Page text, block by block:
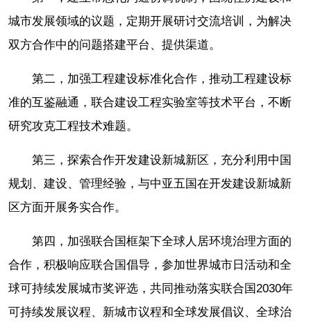
城市发展领域的议题，定期开展研讨交流培训，为解决
双方合作中的问题搭建平台、提供渠道。
第二，加强工程建设标准化合作，推动工程建设标
准的互鉴融通，联合建设工程实验室等技术平台，不断
研究攻克工程技术难题。
第三，探索合作开发建设新城新区，充分利用中国
规划、建设、管理经验，与中亚五国在开发建设新城新
区方面开展务实合作。
第四，加强联合国框架下全球人居环境治理方面的
合作，积极响应联合国倡导，参加世界城市日活动和全
球可持续发展城市奖评选，共同推动落实联合国2030年
可持续发展议程、新城市议程和全球发展倡议、全球治